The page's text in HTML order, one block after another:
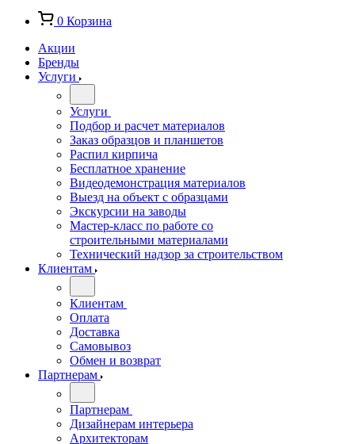
0 Корзина
Акции
Бренды
Услуги
Услуги
Подбор и расчет материалов
Заказ образцов и планшетов
Распил кирпича
Бесплатное хранение
Видеодемонстрация материалов
Выезд на объект с образцами
Экскурсии на заводы
Мастер-класс по работе со
строительными материалами
Технический надзор за строительством
Клиентам
Клиентам
Оплата
Доставка
Самовывоз
Обмен и возврат
Партнерам
Партнерам
Дизайнерам интерьера
Архитекторам